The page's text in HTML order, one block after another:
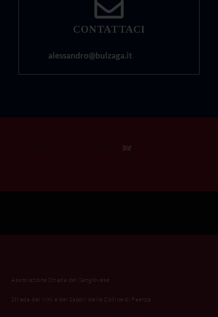
CONTATTACI
alessandro@bulzaga.it
This post is also available in:
Associazione Strada del Sangiovese
Strada dei Vini e dei Sapori delle Colline di Faenza